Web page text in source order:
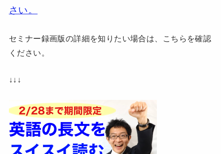
さい。
セミナー録画版の詳細を知りたい場合は、こちらを確認
ください。
↓↓↓